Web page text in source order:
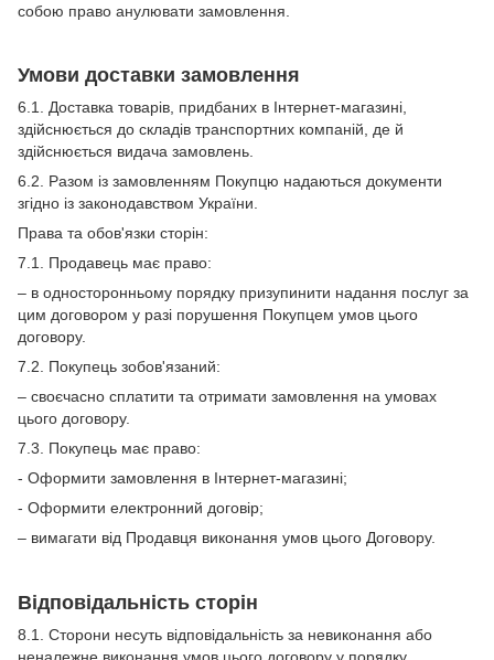
собою право анулювати замовлення.
Умови доставки замовлення
6.1. Доставка товарів, придбаних в Інтернет-магазині,
здійснюється до складів транспортних компаній, де й
здійснюється видача замовлень.
6.2. Разом із замовленням Покупцю надаються документи
згідно із законодавством України.
Права та обов'язки сторін:
7.1. Продавець має право:
– в односторонньому порядку призупинити надання послуг за
цим договором у разі порушення Покупцем умов цього
договору.
7.2. Покупець зобов'язаний:
– своєчасно сплатити та отримати замовлення на умовах
цього договору.
7.3. Покупець має право:
- Оформити замовлення в Інтернет-магазині;
- Оформити електронний договір;
– вимагати від Продавця виконання умов цього Договору.
Відповідальність сторін
8.1. Сторони несуть відповідальність за невиконання або